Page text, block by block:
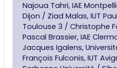
Najoua Tahri, IAE
Dijon / Ziad Malas, IUT
Toulouse 3 / Christophe
Pascal Brassier, IAE
Jacques Igalens,
François Fulconis, IUT